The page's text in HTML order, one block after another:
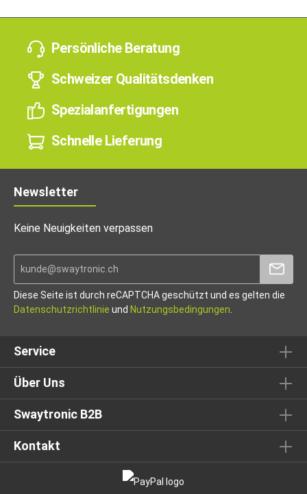
Persönliche Beratung
Schweizer Qualitätsdenken
Spezialanfertigungen
Schnelle Lieferung
Newsletter
Keine Neuigkeiten verpassen
Diese Seite ist durch reCAPTCHA geschützt und es gelten die
Datenschutzrichtlinie und Nutzungsbedingungen
Service
Über Uns
Swaytronic B2B
Kontakt